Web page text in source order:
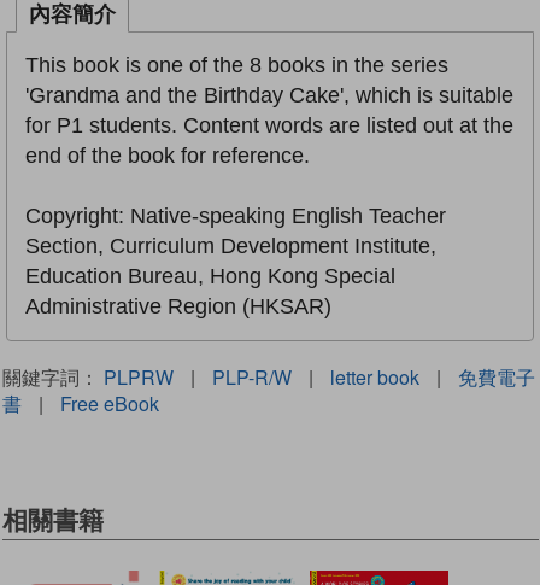
內容簡介
This book is one of the 8 books in the series
'Grandma and the Birthday Cake', which is suitable
for P1 students. Content words are listed out at the
end of the book for reference.
Copyright: Native-speaking English Teacher
Section, Curriculum Development Institute,
Education Bureau, Hong Kong Special
Administrative Region (HKSAR)
關鍵字詞： PLPRW | PLP-R/W | letter book |
免費電子
書
| Free eBook
相關書籍